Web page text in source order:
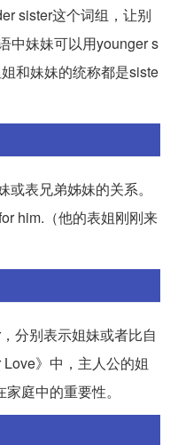
sister这个词组，让别
中妹妹可以用younger s
和妹妹的统称都是siste
表兄弟姊妹的关系。
him.（他的表姐刚刚来
分别表示姐妹或者比自
》中，主人公的姐
庭中的重要性。